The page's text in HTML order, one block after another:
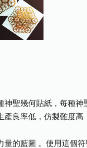
聖幾何貼紙，每種神
良率低，仿製難度高
的藍圖 。使用這個